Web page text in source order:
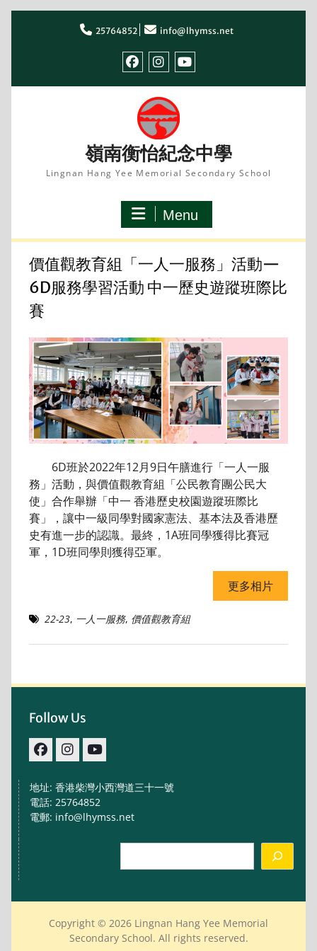
25764852 info@lhymss.net
嶺南衡怡紀念中學
Lingnan Hang Yee Memorial Secondary School
Menu
價值觀教育組「一人一服務」活動—
6D服務學習活動 中一歷史遊蹤班際比
賽
6D班於2022年12月9日午膳進行「一人一服
務」活動，與價值觀教育組「公民教育團公民大
使」合作舉辦「中一 香港歷史校園遊蹤班際比
賽」，讓中一級同學對國家憲法、基本法及香港歷
史有進一步的認識。最終，1A班同學獲得比賽冠
軍，1D班同學則獲得亞軍。
更多相片
22-23, 一人一服務, 價值觀教育組
Follow Us
地址: 香港柴灣小西灣道三十一號
電話: 25764852
電郵: info@lhymss.net
Copyright © 2026 Lingnan Hang Yee Memorial
Secondary School. All rights reserved.